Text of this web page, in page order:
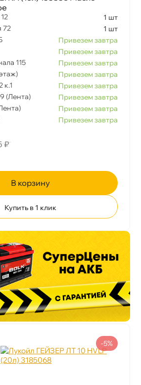
1 шт
72
1 шт
Привезем завтра
Привезем завтра
115
Привезем завтра
Привезем завтра
к.1
Привезем завтра
(Лента)
Привезем завтра
Привезем завтра
Привезем завтра
₽
корзину
Купить в 1 клик
-5%